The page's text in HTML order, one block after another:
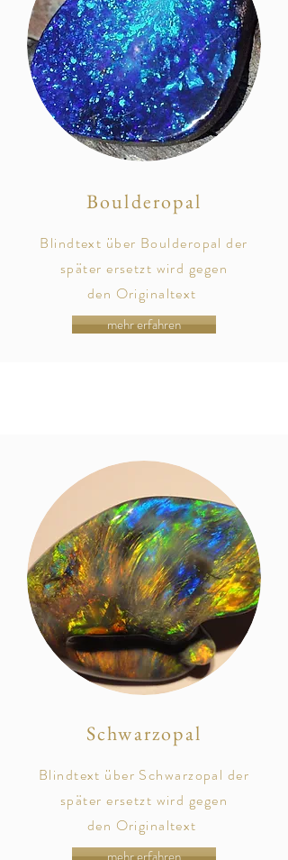
Boulderopal
Blindtext über Boulderopal der
späterersetzt wird gegen
den Originaltext
mehr erfahren
Schwarzopal
Blindtext über Schwarzopal der
späterersetzt wird gegen
den Originaltext